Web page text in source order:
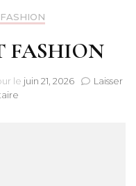
FASHION
le juin 21, 2026
Laisser
sur